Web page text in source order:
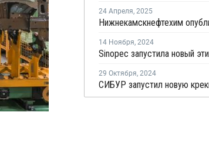
24 Апреля, 2025
14 Ноября, 2024
29 Октября, 2024